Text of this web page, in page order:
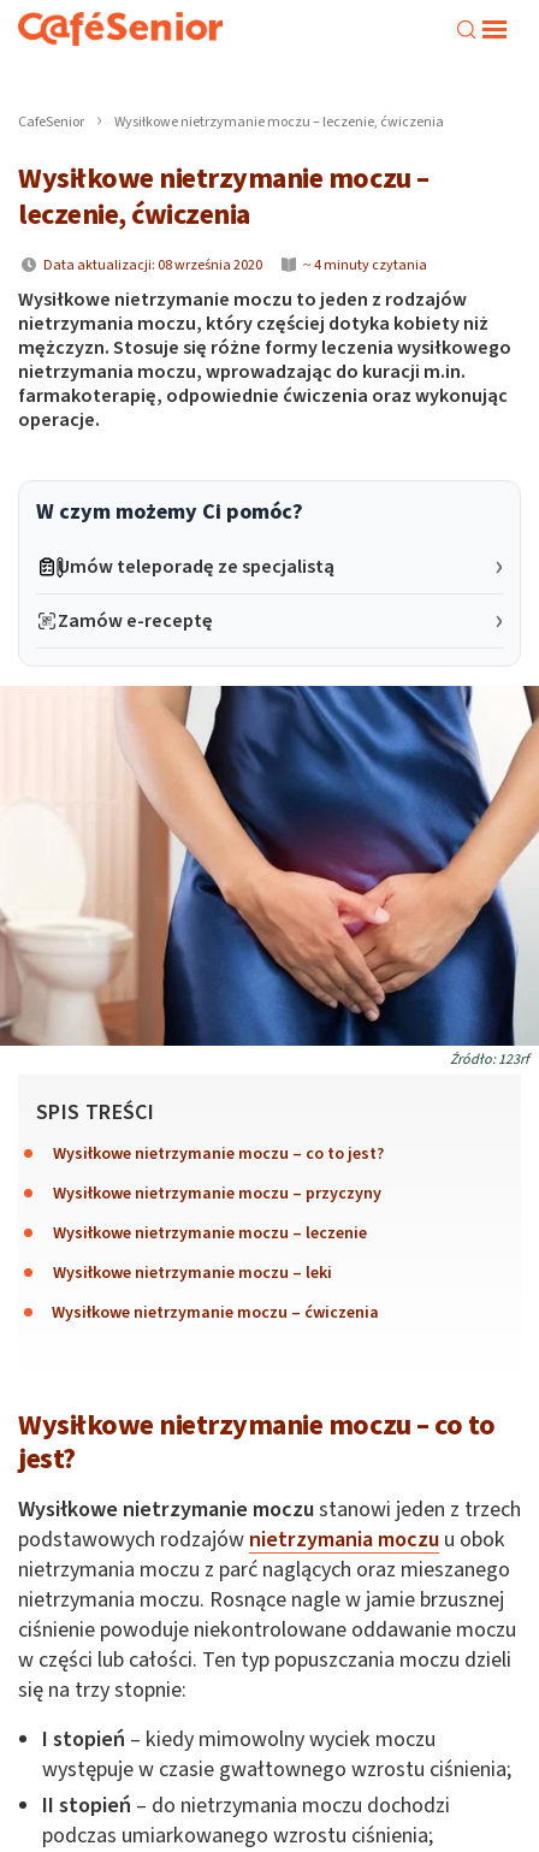
CafeSenior Wysiłkowe nietrzymanie moczu – leczenie, ćwiczenia
Wysiłkowe nietrzymanie moczu –
leczenie, ćwiczenia
Data aktualizacji: 08 września 2020 ~ 4 minuty czytania
Wysiłkowe nietrzymanie moczu to jeden z rodzajów
nietrzymania moczu, który częściej dotyka kobiety niż
mężczyzn. Stosuje się różne formy leczenia wysiłkowego
nietrzymania moczu, wprowadzając do kuracji m.in.
farmakoterapię, odpowiednie ćwiczenia oraz wykonując
operacje.
W czym możemy Ci pomóc?
Umów teleporadę ze specjalistą
Zamów e-receptę
Źródło: 123rf
SPIS TREŚCI
Wysiłkowe nietrzymanie moczu – co to jest?
Wysiłkowe nietrzymanie moczu – przyczyny
Wysiłkowe nietrzymanie moczu – leczenie
Wysiłkowe nietrzymanie moczu – leki
Wysiłkowe nietrzymanie moczu – ćwiczenia
Wysiłkowe nietrzymanie moczu – co to
jest?
Wysiłkowe nietrzymanie moczustanowi jeden z trzech
podstawowych rodzajów nietrzymania moczu u obok
nietrzymania moczu z parć naglących oraz mieszanego
nietrzymania moczu. Rosnące nagle w jamie brzusznej
ciśnienie powoduje niekontrolowane oddawanie moczu
w części lub całości. Ten typ popuszczania moczu dzieli
się na trzy stopnie:
I stopień – kiedy mimowolny wyciek moczu
występuje w czasie gwałtownego wzrostu ciśnienia;
II stopień – do nietrzymania moczu dochodzi
podczas umiarkowanego wzrostu ciśnienia;